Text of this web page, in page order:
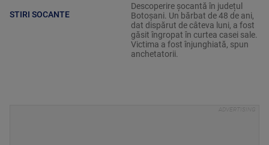
STIRI SOCANTE
Descoperire șocantă în județul
Botoșani. Un bărbat de 48 de ani,
dat dispărut de câteva luni, a fost
găsit îngropat în curtea casei sale.
Victima a fost înjunghiată, spun
anchetatorii.